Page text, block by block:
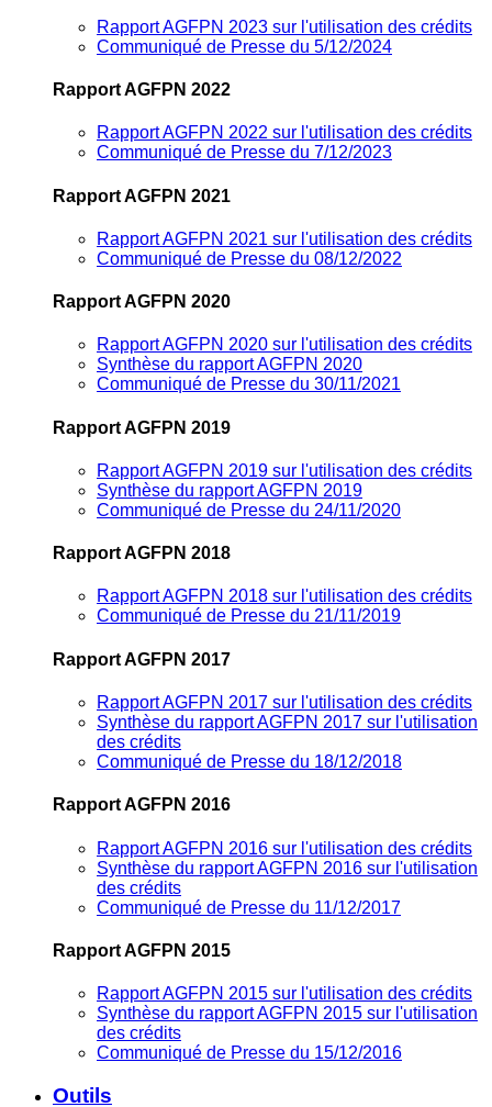
Rapport AGFPN 2023 sur l'utilisation des crédits
Communiqué de Presse du 5/12/2024
Rapport AGFPN 2022
Rapport AGFPN 2022 sur l'utilisation des crédits
Communiqué de Presse du 7/12/2023
Rapport AGFPN 2021
Rapport AGFPN 2021 sur l'utilisation des crédits
Communiqué de Presse du 08/12/2022
Rapport AGFPN 2020
Rapport AGFPN 2020 sur l'utilisation des crédits
Synthèse du rapport AGFPN 2020
Communiqué de Presse du 30/11/2021
Rapport AGFPN 2019
Rapport AGFPN 2019 sur l'utilisation des crédits
Synthèse du rapport AGFPN 2019
Communiqué de Presse du 24/11/2020
Rapport AGFPN 2018
Rapport AGFPN 2018 sur l'utilisation des crédits
Communiqué de Presse du 21/11/2019
Rapport AGFPN 2017
Rapport AGFPN 2017 sur l'utilisation des crédits
Synthèse du rapport AGFPN 2017 sur l'utilisation
des crédits
Communiqué de Presse du 18/12/2018
Rapport AGFPN 2016
Rapport AGFPN 2016 sur l'utilisation des crédits
Synthèse du rapport AGFPN 2016 sur l'utilisation
des crédits
Communiqué de Presse du 11/12/2017
Rapport AGFPN 2015
Rapport AGFPN 2015 sur l'utilisation des crédits
Synthèse du rapport AGFPN 2015 sur l'utilisation
des crédits
Communiqué de Presse du 15/12/2016
Outils